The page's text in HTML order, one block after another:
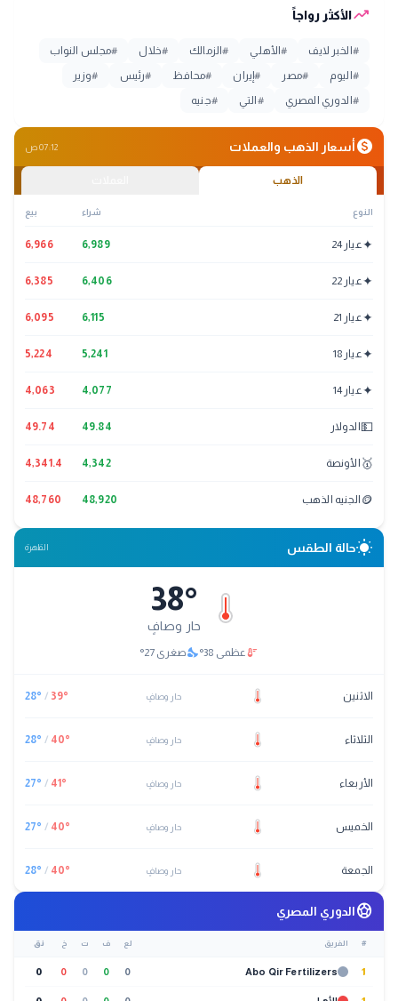
trending_upالأكثر رواجاً
# الخبر لايف #الأهلي #الزمالك #خلال #مجلس النواب
# اليوم #مصر #إيران #محافظ #رئيس #وزير
# الدوري المصري # التي #جنيه
monetization_onأسعار الذهب والعملات 07:12 ص
الذهب
النوع شراء بيع
✦عيار 24 6,989
6,966
✦عيار 22 6,406
6,385
✦عيار 21 6,115
6,095
✦عيار 18 5,241
5,224
✦عيار 14 4,077
4,063
💵 الدولار 49.84
49.74
🥇 الأونصة 4,342
4,341.4
🪙 الجنيه الذهب 48,920
48,760
wb_sunnyحالة الطقس القاهرة
38°
حار وصافٍ
thermostatعظمى 38
°
nights_stayصغرى 27
°
الاثنين حار وصافٍ 39°
/
28°
الثلاثاء حار وصافٍ 40°
/
28°
الأربعاء حار وصافٍ 41°
/
27°
الخميس حار وصافٍ 40°
/
27°
الجمعة حار وصافٍ 40°
/
28°
sports_soccerالدوري المصري
# الفريق لع ف ت خ نق
1
Abo Qir Fertilizers
0
0
0
0
0